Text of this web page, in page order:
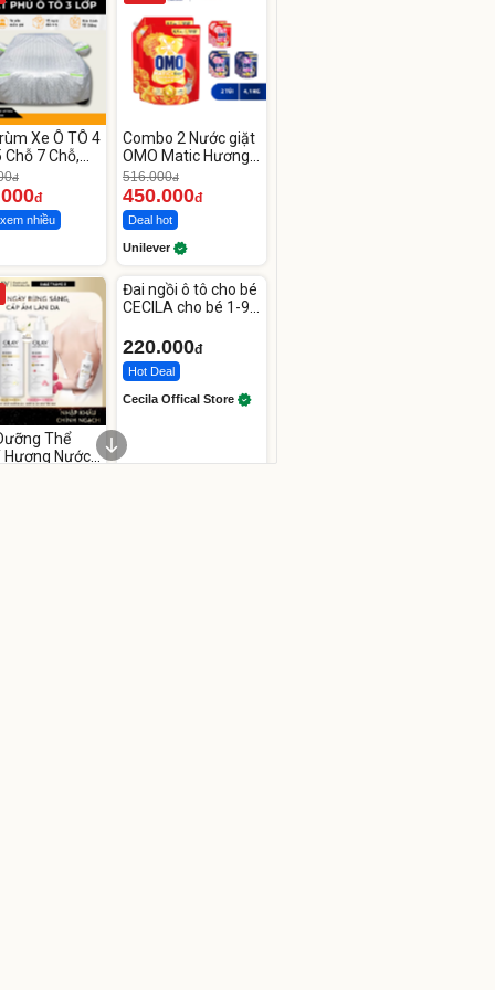
Xe Ô TÔ 4
Chỗ 7 Chỗ,
đ
đ
nhiều
Combo 2 Nước giặt
OMO Matic Hương
Nước Hoa Comfort
4.1KG
516.000đ
450.000đ
Deal hot
Unilever
Thể
Hương Nước
Đai ngồi ô tô cho bé
CECILA cho bé 1-9
220.000đ
Hot Deal
Cecila Offical Store